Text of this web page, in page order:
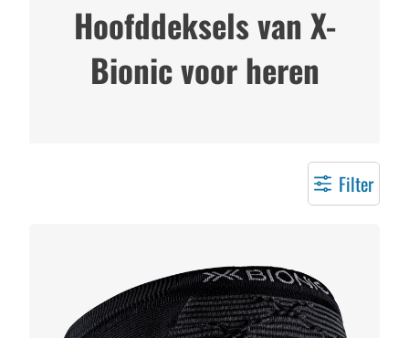
Hoofddeksels van X-
Bionic voor heren
Filter